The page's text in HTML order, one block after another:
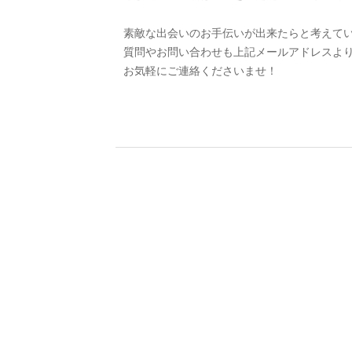
素敵な出会いのお手伝いが出来たらと考えて
質問やお問い合わせも上記メールアドレスよ
お気軽にご連絡くださいませ！